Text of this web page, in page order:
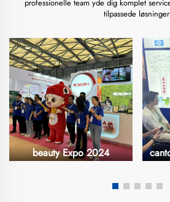
professionelle team yde dig komplet
tilpassede
beauty Expo 2024